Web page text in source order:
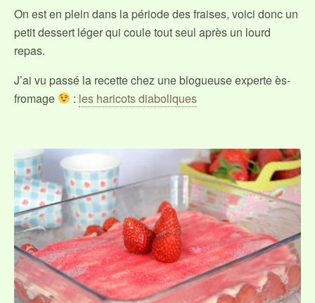
On est en plein dans la période des fraises, voici donc un
petit dessert léger qui coule tout seul après un lourd
repas.
J’ai vu passé la recette chez une blogueuse experte ès-
fromage
: les haricots diaboliques